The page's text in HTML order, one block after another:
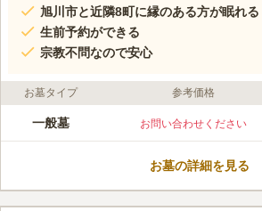
旭川市と近隣8町に縁のある方が眠れる
生前予約ができる
宗教不問なので安心
お墓タイプ 参考価格
一般墓 お問い合わせください
お墓の詳細を見る